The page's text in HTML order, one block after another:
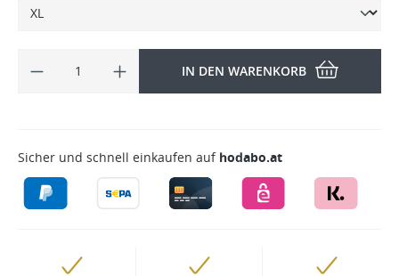
IN DEN WARENKORB
Sicher und schnell einkaufen auf hodabo.at